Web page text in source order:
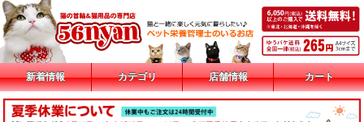
新着情報 カテゴリ 店舗情報 カート